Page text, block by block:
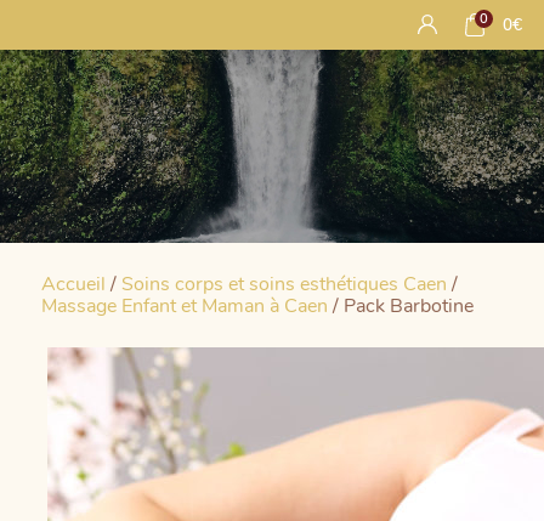
0 0€
Accueil / Soins corps et soins esthétiques Caen /
Massage Enfant et Maman à Caen / Pack Barbotine